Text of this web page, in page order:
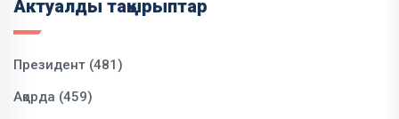
Актуалды тақырыптар
Президент (481)
Ақорда (459)